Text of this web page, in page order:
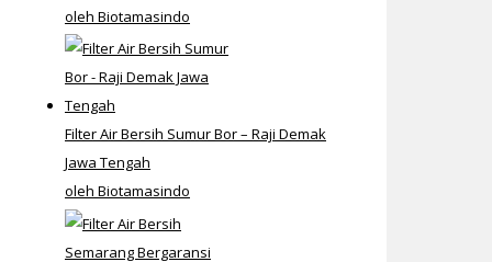
oleh Biotamasindo
Filter Air Bersih Sumur Bor – Raji Demak
Jawa Tengah
oleh Biotamasindo